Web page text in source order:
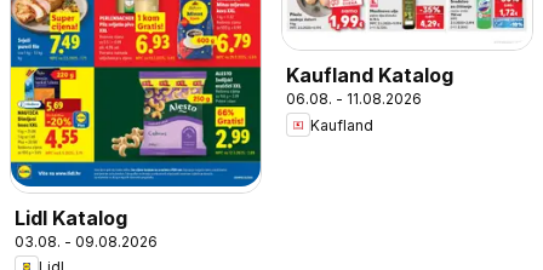
Lidl Katalog
03.08. - 09.08.2026
Kaufland Katalog
06.08. - 11.08.2026
Kaufland